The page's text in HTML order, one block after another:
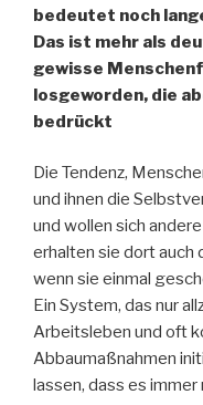
bedeutet noch
Das ist mehr als
gewisse
losgeworden, die
bedrückt
Die Tendenz,
und ihnen die
und wollen sich
erhalten sie dort auch
wenn sie einmal
Ein System, das nur
Arbeitsleben und oft
Abbaumaßnahmen
lassen, dass es